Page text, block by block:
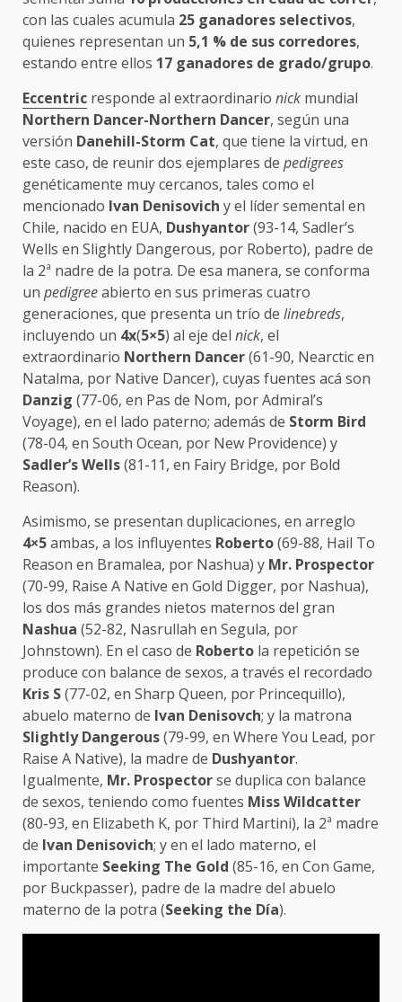
con las cuales acumula 25 ganadores selectivos,
quienes representan un 5,1 % de sus corredores,
estando entre ellos 17 ganadores de grado/grupo.
Eccentric responde al extraordinario nick mundial
Northern Dancer-Northern Dancer, según una
versión Danehill-Storm Cat, que tiene la virtud, en
este caso, de reunir dos ejemplares de pedigrees
genéticamente muy cercanos, tales como el
mencionado Ivan Denisovich y el líder semental en
Chile, nacido en EUA, Dushyantor(93-14, Sadler’s
Wells en Slightly Dangerous, por Roberto), padre de
la 2ª nadre de la potra. De esa manera, se conforma
un pedigreeabierto en sus primeras cuatro
generaciones, que presenta un trío de linebreds,
incluyendo un 4x(5×5) al eje del nick, el
extraordinario Northern Dancer(61-90, Nearctic en
Natalma, por Native Dancer), cuyas fuentes acá son
Danzig (77-06, en Pas de Nom, por Admiral’s
Voyage), en el lado paterno; además de Storm Bird
(78-04, en South Ocean, por New Providence) y
Sadler’s Wells(81-11, en Fairy Bridge, por Bold
Reason).
Asimismo, se presentan duplicaciones, en arreglo
4×5ambas, a los influyentes Roberto(69-88, Hail To
Reason en Bramalea, por Nashua) y Mr. Prospector
(70-99, Raise A Native en Gold Digger, por Nashua),
los dos más grandes nietos maternos del gran
Nashua (52-82, Nasrullah en Segula, por
Johnstown). En el caso de Roberto la repetición se
produce con balance de sexos, a través el recordado
Kris S(77-02, en Sharp Queen, por Princequillo),
abuelo materno de Ivan Denisovch; y la matrona
Slightly Dangerous(79-99, en Where You Lead, por
Raise A Native), la madre de Dushyantor.
Igualmente, Mr. Prospectorse duplica con balance
de sexos, teniendo como fuentes Miss Wildcatter
(80-93, en Elizabeth K, por Third Martini), la 2ª madre
de Ivan Denisovich; y en el lado materno, el
importante Seeking The Gold (85-16, en Con Game,
por Buckpasser), padre de la madre del abuelo
materno de la potra (Seeking the Día).